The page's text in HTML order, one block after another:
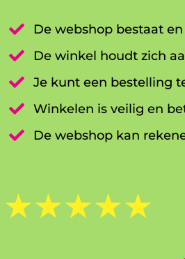

De webshop bestaat

De winkel houdt zich
 Je kunt een bestelling
 Winkelen is veilig en

De webshop kan
☆☆☆☆☆